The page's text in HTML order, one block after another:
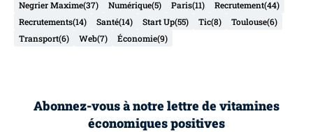
Negrier Maxime(37) Numérique(5) Paris(11) Recrutement(44)
Recrutements(14) Santé(14) Start Up(55) Tic(8) Toulouse(6)
Transport(6) Web(7) Économie(9)
Abonnez-vous à notre lettre de vitamines
économiques positives